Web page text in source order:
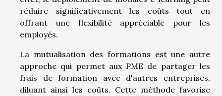
réduire significativement les coûts tout en
offrant une flexibilité appréciable pour les
employés.
La mutualisation des formations est une autre
approche qui permet aux PME de partager les
frais de formation avec d'autres entreprises,
diluant ainsi les coûts. Cette méthode favorise